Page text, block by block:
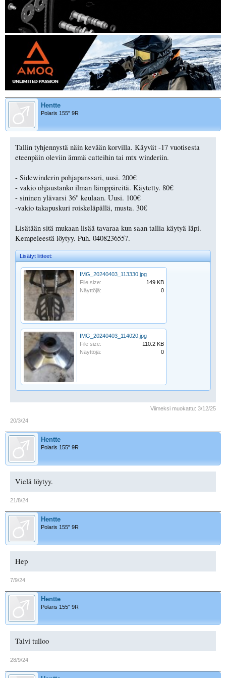
Hentte
Polaris 155" 9R
Tallin tyhjennystä näin kevään korvilla. Käyvät -17 vuotisesta
eteenpäin oleviin ämmä catteihin tai mtx winderiin.
- Sidewinderin pohjapanssari, uusi. 200€
- vakio ohjaustanko ilman lämppäreitä. Käytetty. 80€
- sininen ylävarsi 36" keulaan. Uusi. 100€
-vakio takapuskuri roiskeläpällä, musta. 30€
Lisätään sitä mukaan lisää tavaraa kun saan tallia käytyä läpi.
Kempeleestä löytyy. Puh. 0408236557.
Lisätyt liitteet:
IMG_20240403_113330.jpg
File size:
149 KB
Näyttöjä:
0
IMG_20240403_114020.jpg
File size:
110.2 KB
Näyttöjä:
0
Viimeksi muokattu: 3/12/25
20/3/24
Hentte
Polaris 155" 9R
Vielä löytyy.
21/8/24
Hentte
Polaris 155" 9R
Hep
7/9/24
Hentte
Polaris 155" 9R
Talvi tulloo
28/9/24